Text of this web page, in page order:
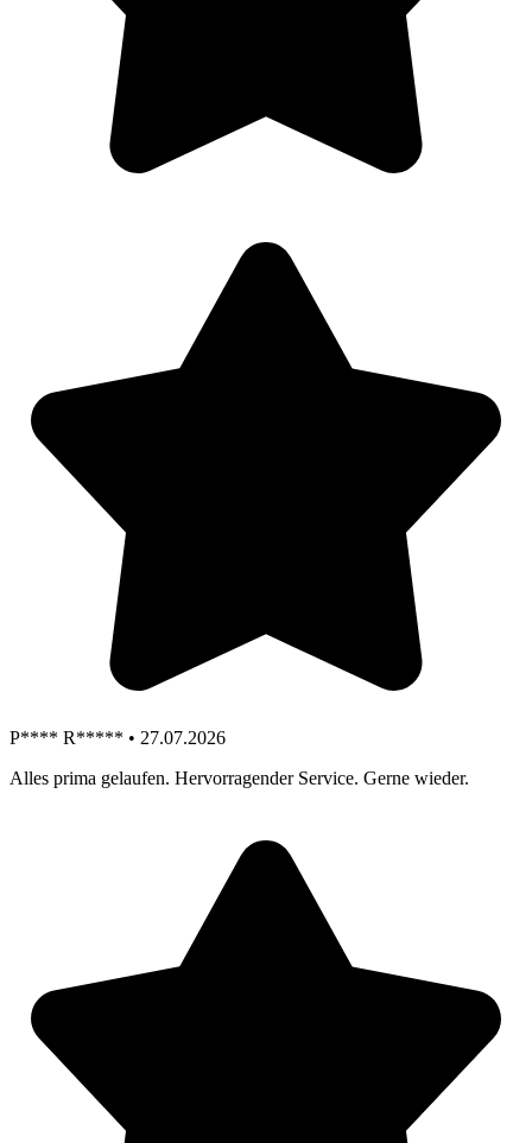
P**** R***** • 27.07.2026
Alles prima gelaufen. Hervorragender Service. Gerne wieder.